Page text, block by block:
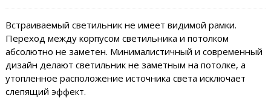
Встраиваемый светильник не имеет видимой рамки.
Переход между корпусом светильника и потолком
абсолютно не заметен. Минималистичный и современный
дизайн делают светильник не заметным на потолке, а
утопленное расположение источника света исключает
слепящий эффект.